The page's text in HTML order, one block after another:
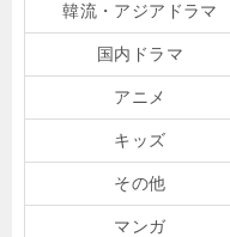
韓流・アジアドラマ
国内ドラマ
アニメ
キッズ
その他
マンガ